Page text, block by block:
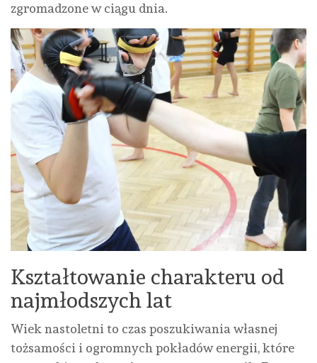
zgromadzone w ciągu dnia.
Kształtowanie charakteru od
najmłodszych lat
Wiek nastoletni to czas poszukiwania własnej
tożsamości i ogromnych pokładów energii, które